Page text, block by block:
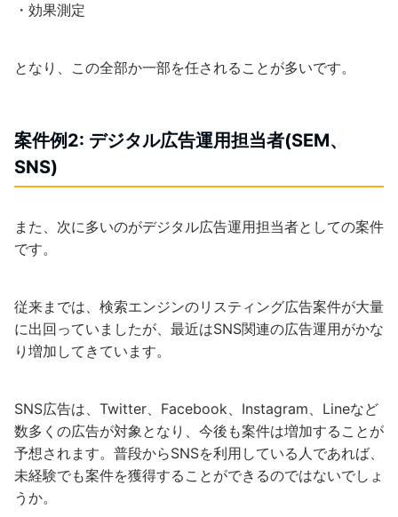
・効果測定
となり、この全部か一部を任されることが多いです。
案件例2: デジタル広告運用担当者(SEM、
SNS)
また、次に多いのがデジタル広告運用担当者としての案件
です。
従来までは、検索エンジンのリスティング広告案件が大量
に出回っていましたが、最近はSNS関連の広告運用がかな
り増加してきています。
SNS広告は、Twitter、Facebook、Instagram、Lineなど
数多くの広告が対象となり、今後も案件は増加することが
予想されます。普段からSNSを利用している人であれば、
未経験でも案件を獲得することができるのではないでしょ
うか。